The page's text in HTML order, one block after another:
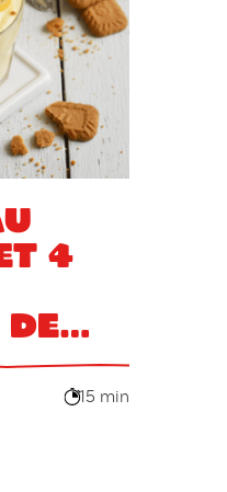
4
15 min